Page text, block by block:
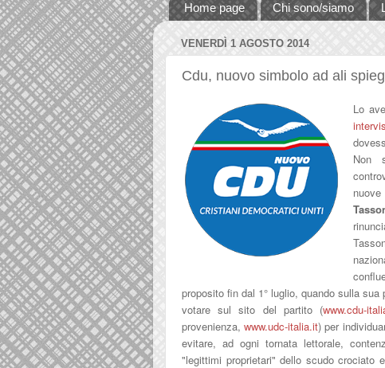
Home page Chi sono/siamo
VENERDÌ 1 AGOSTO 2014
Cdu, nuovo simbolo ad ali
Lo
Non
proposito fin dal 1° luglio, quando sulla
votare sul sito del partito (www.cdu-
provenienza,www.udc-italia.it) per
evitare, ad ogni tornata lettorale,
"legittimi proprietari" dello scudo crociato